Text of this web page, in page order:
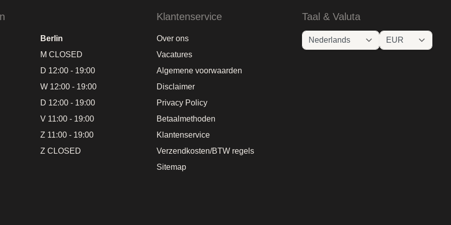
Berlin
M CLOSED
D 12:00 - 19:00
W 12:00 - 19:00
D 12:00 - 19:00
V 11:00 - 19:00
Z 11:00 - 19:00
Z CLOSED
Klantenservice
Over ons
Vacatures
Algemene voorwaarden
Disclaimer
Privacy Policy
Betaalmethoden
Klantenservice
Verzendkosten/BTW regels
Sitemap
Taal & Valuta